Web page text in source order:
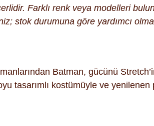
Farklı renk veya modelleri
stok durumuna göre yardımcı
Batman, gücünü
tasarımlı kostümüyle ve